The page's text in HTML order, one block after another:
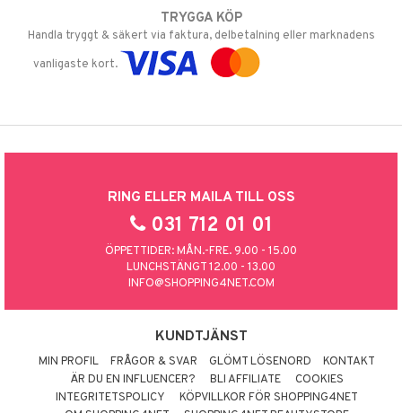
TRYGGA KÖP
Handla tryggt & säkert via faktura, delbetalning eller marknadens
vanligaste kort.
RING ELLER MAILA TILL OSS
031 712 01 01
ÖPPETTIDER: MÅN.-FRE. 9.00 - 15.00
LUNCHSTÄNGT 12.00 - 13.00
INFO@SHOPPING4NET.COM
KUNDTJÄNST
MIN PROFIL FRÅGOR & SVAR GLÖMT LÖSENORD
KONTAKT
ÄR DU EN INFLUENCER?
BLI AFFILIATE
COOKIES
INTEGRITETSPOLICY
KÖPVILLKOR FÖR SHOPPING4NET